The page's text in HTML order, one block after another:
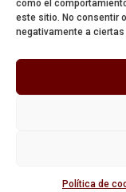
como el
este sitio. No consentir
negativamente a
Política de